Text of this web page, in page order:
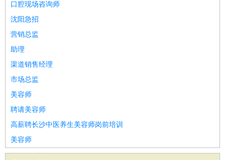
口腔现场咨询师
沈阳急招
营销总监
助理
渠道销售经理
市场总监
美容师
聘请美容师
高薪聘长沙中医养生美容师岗前培训
美容师